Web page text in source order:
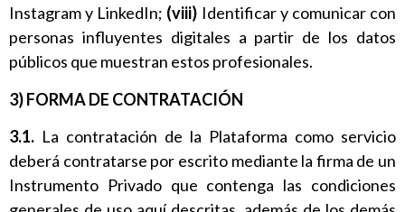
Instagram y LinkedIn; (viii) Identificar y comunicar con
personas influyentes digitales a partir de los datos
públicos que muestran estos profesionales.
3) FORMA DE CONTRATACIÓN
3.1. La contratación de la Plataforma como servicio
deberá contratarse por escrito mediante la firma de un
Instrumento Privado que contenga las condiciones